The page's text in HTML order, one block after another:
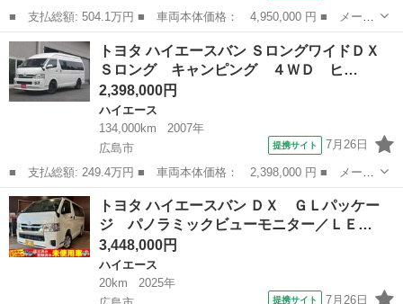
■ 支払総額: 504.1万円 ■ 車両本体価格： 4,950,000 円 ■ メーカ
ー名： トヨタ ■ 車種名： ハイエースバン ■ グレード名： ロ
ングスーパーＧＬ ダークプライムＳ 法人１オーナー 禁煙車 ２
０周年記...
広島 広島市 ハイエース
トヨタ ハイエースバン ＳロングワイドＤＸ
Ｓロング キャンピング ４ＷＤ ヒ…
2,398,000円
ハイエース
134,000km
2007年
広島市
提携サイト 7月26日
■ 支払総額: 249.4万円 ■ 車両本体価格： 2,398,000 円 ■ メーカ
ー名： トヨタ ■ 車種名： ハイエースバン ■ グレード名： Ｓ
ロングワイドＤＸ Ｓロング キャンピング ４ＷＤ ヒッチメンバ
ー ■ ...
広島 広島市 ハイエース
トヨタ ハイエースバン ＤＸ ＧＬパッケー
ジ パノラミックビューモニター／ＬＥ…
3,448,000円
ハイエース
20km
2025年
提携サイト 7月26日